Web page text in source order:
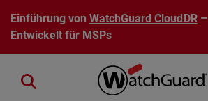
Direkt zum Inhalt
Einführung vonWatchGuard CloudDR–
Entwickelt für MSPs
Close search